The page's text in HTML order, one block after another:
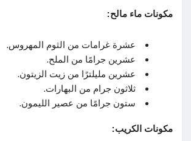
مكونات ماء مالح:
عشرة غرامات من الثوم المهروس.
عشرين جرامًا من الملح.
عشرين مليلترًا من زيت الزيتون.
ثلاثون جرام من البهارات.
ستون جرامًا من عصير الليمون.
مكونات الكريب: